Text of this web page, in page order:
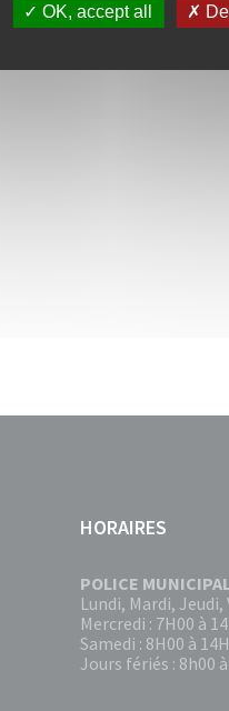
HORAIRES
POLICE
Lundi, Mardi, Jeudi,
Mercredi : 7H00 à
Samedi : 8H00 à
Jours fériés : 8h00
OK, accept all